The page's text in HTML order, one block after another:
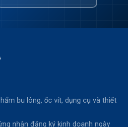
bu lông, ốc vít, dụng cụ và thiết
nhận đăng ký kinh doanh ngày